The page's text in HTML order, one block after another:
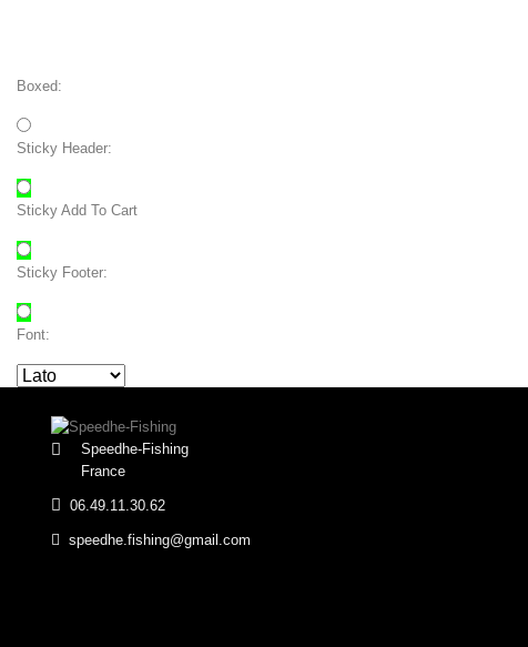
Boxed:
Sticky Header:
Sticky Add To Cart
Sticky Footer:
Font:
Speedhe-Fishing
France
06.49.11.30.62
speedhe.fishing@gmail.com